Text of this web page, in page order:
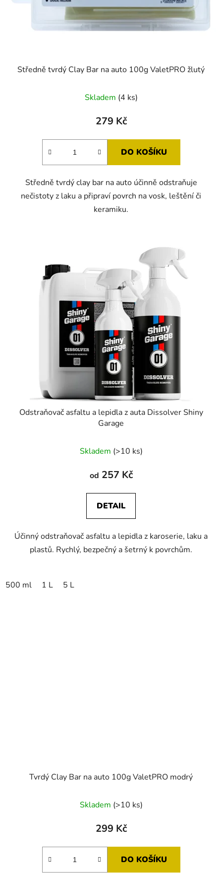
Středně tvrdý Clay Bar na auto 100g ValetPRO žlutý
Skladem (4 ks)
279 Kč
DO KOŠÍKU
Středně tvrdý clay bar na auto účinně odstraňuje
nečistoty z laku a připraví povrch na vosk, leštění či
keramiku.
Odstraňovač asfaltu a lepidla z auta Dissolver Shiny
Garage
hodnocení
produktu
5,0
z
hvězdiček.
Skladem (>10 ks)
od 257 Kč
DETAIL
Účinný odstraňovač asfaltu a lepidla z karoserie, laku a
plastů. Rychlý, bezpečný a šetrný k povrchům.
500 ml 1 L 5 L
Tvrdý Clay Bar na auto 100g ValetPRO modrý
hodnocení
produktu
5,0
Skladem (>10 ks)
299 Kč
DO KOŠÍKU